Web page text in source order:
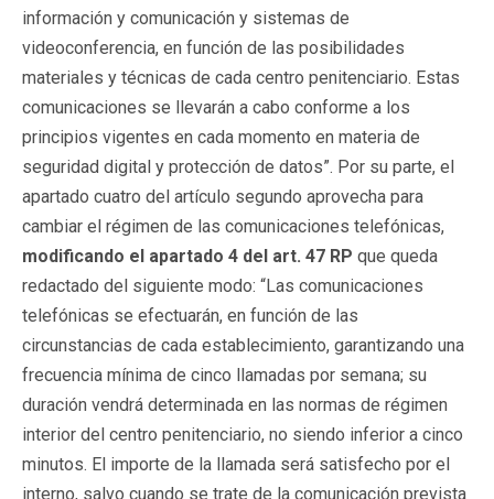
información y comunicación y sistemas de
videoconferencia, en función de las posibilidades
materiales y técnicas de cada centro penitenciario. Estas
comunicaciones se llevarán a cabo conforme a los
principios vigentes en cada momento en materia de
seguridad digital y protección de datos”. Por su parte, el
apartado cuatro del artículo segundo aprovecha para
cambiar el régimen de las comunicaciones telefónicas,
modificando el apartado 4 del art. 47 RP que queda
redactado del siguiente modo: “Las comunicaciones
telefónicas se efectuarán, en función de las
circunstancias de cada establecimiento, garantizando una
frecuencia mínima de cinco llamadas por semana; su
duración vendrá determinada en las normas de régimen
interior del centro penitenciario, no siendo inferior a cinco
minutos. El importe de la llamada será satisfecho por el
interno, salvo cuando se trate de la comunicación prevista